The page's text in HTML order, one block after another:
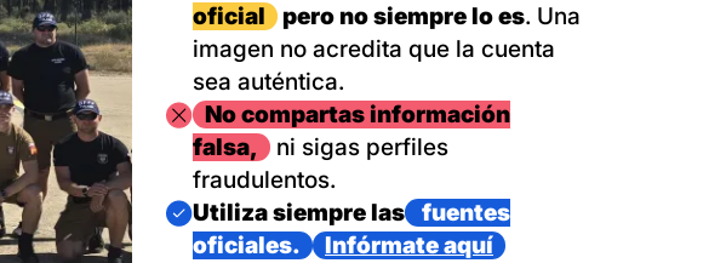
oficial
pero no siempre lo es. Una
imagen no acredita que la cuenta
sea auténtica.
ImagenNo compartas información
falsa,
ni sigas perfiles
fraudulentos.
Imagen
Utiliza siempre las
fuentes
oficiales.
Infórmate aquí